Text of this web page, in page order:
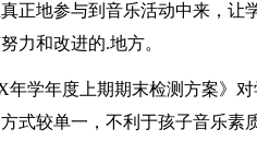
正地参与到音乐活动中来，让
力和改进的.地方。
年度上期期末检测方案》对
式较单一，不利于孩子音乐素